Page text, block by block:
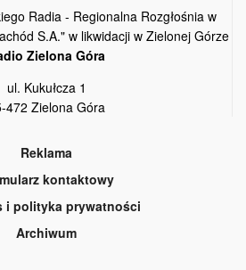
Radia - Regionalna Rozgłośnia w
S.A." w likwidacji w Zielonej Górze
Zielona Góra
ul. Kukułcza 1
472 Zielona Góra
Reklama
kontaktowy
i polityka prywatności
Archiwum